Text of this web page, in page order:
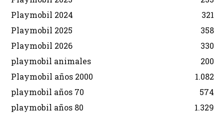
Playmobil 2024
321
Playmobil 2025
358
Playmobil 2026
330
playmobil animales
200
Playmobil años 2000
1.082
playmobil años 70
574
playmobil años 80
1.329